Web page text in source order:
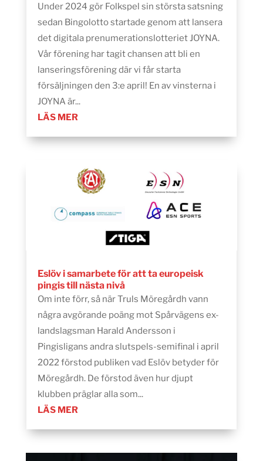
Under 2024 gör Folkspel sin största satsning
sedan Bingolotto startade genom att lansera
det digitala prenumerationslotteriet JOYNA.
Vår förening har tagit chansen att bli en
lanseringsförening där vi får starta
försäljningen den 3:e april! En av vinsterna i
JOYNA är...
LÄS MER
Eslöv i samarbete för att ta europeisk
pingis till nästa nivå
Om inte förr, så när Truls Möregårdh vann
några avgörande poäng mot Spårvägens ex-
landslagsman Harald Andersson i
Pingisligans andra slutspels-semifinal i april
2022 förstod publiken vad Eslöv betyder för
Möregårdh. De förstod även hur djupt
klubben präglar alla som...
LÄS MER